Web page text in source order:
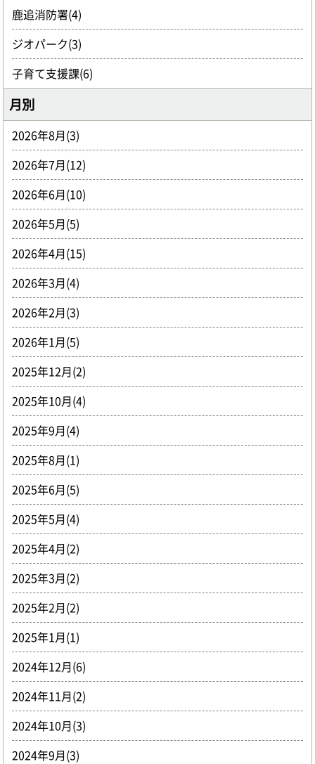
鹿追消防署(4)
ジオパーク(3)
子育て支援課(6)
月別
2026年8月(3)
2026年7月(12)
2026年6月(10)
2026年5月(5)
2026年4月(15)
2026年3月(4)
2026年2月(3)
2026年1月(5)
2025年12月(2)
2025年10月(4)
2025年9月(4)
2025年8月(1)
2025年6月(5)
2025年5月(4)
2025年4月(2)
2025年3月(2)
2025年2月(2)
2025年1月(1)
2024年12月(6)
2024年11月(2)
2024年10月(3)
2024年9月(3)